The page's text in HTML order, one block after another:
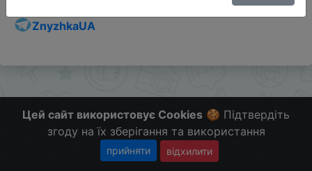
ZnyzhkaUA
Цей сайт використовує Cookies 🍪 Підтвердіть
згоду на їх зберігання та використання
прийняти відхилити